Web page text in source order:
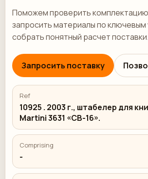
Поможем проверить комплектацию
запросить материалы по ключевым
собрать понятный расчет поставки.
Запросить поставку
Ref
10925 . 2003 г., штабелер для
Martini 3631 «CB-16».
Comprising
-